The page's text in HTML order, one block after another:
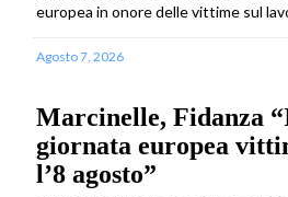
europea in onore delle vittime sul
Agosto 7, 2026
Marcinelle, Fidanza
giornata europea
l’8 agosto”